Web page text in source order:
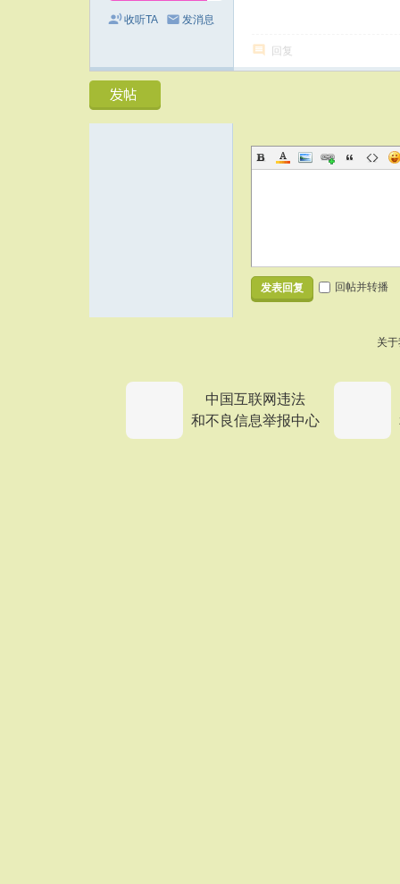
收听TA 发消息
回复
发表回复 回帖并转播
关
中国互联网违法
和不良信息举报中心